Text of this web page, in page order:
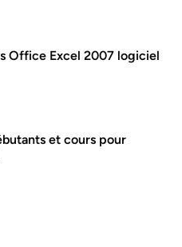
Office Excel 2007 logiciel
et cours pour